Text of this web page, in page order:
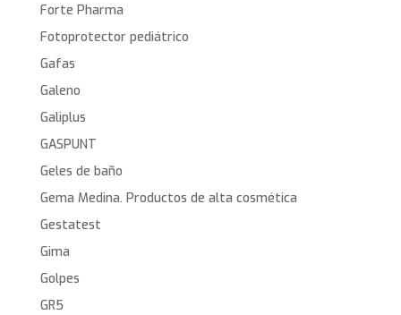
Forte Pharma
Fotoprotector pediátrico
Gafas
Galeno
Galiplus
GASPUNT
Geles de baño
Gema Medina. Productos de alta cosmética
Gestatest
Gima
Golpes
GR5